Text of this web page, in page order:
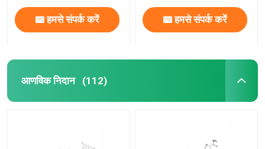
हमसे संपर्क करें हमसे संपर्क करें
आणविक निदान (112)